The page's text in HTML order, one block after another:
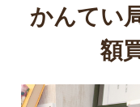
かんてい
額